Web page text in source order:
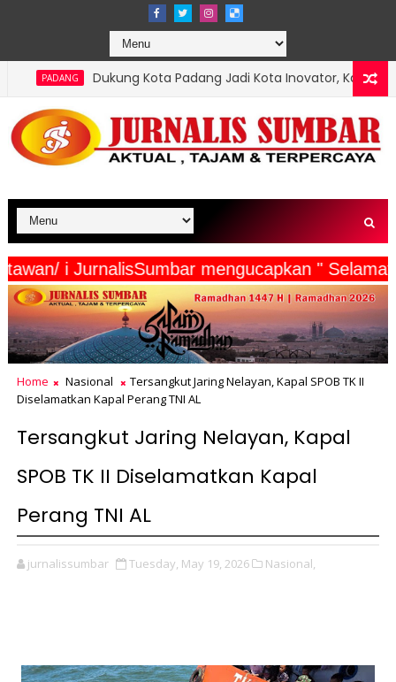
Kota Padang Jadi Kota Inovator, Kartu Registrasi Kesenian
Wartawan/ i JurnalisSumbar mengucapkan "
Home Nasional
Tersangkut Jaring Nelayan, Kapal SPOB TK II
Diselamatkan Kapal Perang TNI AL
Tersangkut Jaring Nelayan, Kapal
SPOB TK II Diselamatkan Kapal
Perang TNI AL
jurnalissumbar Tuesday, May 19, 2026 Nasional,